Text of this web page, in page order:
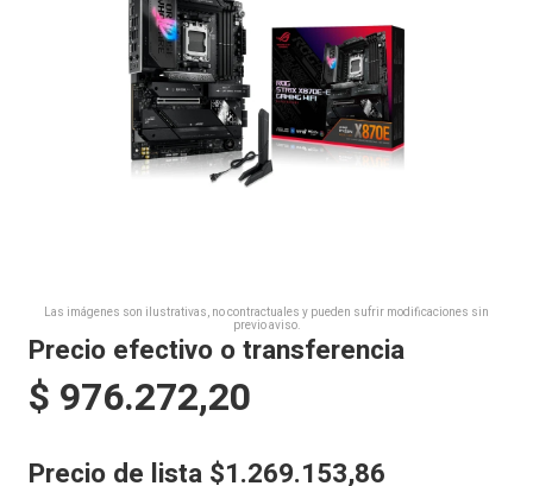
Las imágenes son ilustrativas, no contractuales y pueden sufrir modificaciones sin
previo aviso.
Precio efectivo o transferencia
$ 976.272,20
Precio de lista $1.269.153,86